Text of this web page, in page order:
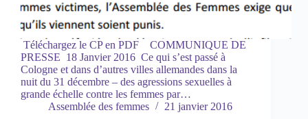
Téléchargez le CP en PDF COMMUNIQUE DE
PRESSE 18 Janvier 2016 Ce qui s’est passé à
Cologne et dans d’autres villes allemandes dans la
nuit du 31 décembre – des agressions sexuelles à
grande échelle contre les femmes par…
Assemblée des femmes
21 janvier 2016